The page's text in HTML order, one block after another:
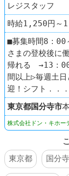
レジスタッフ
時給1,250円～
■募集時間8：
さまの登校後に
帰れる →13：
間以上▷毎週土
迎！シフト．．．
東京都国分寺市
株式会社ドン・キホー
東京都
国分